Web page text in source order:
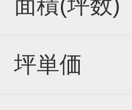
面積(坪数)
坪単価